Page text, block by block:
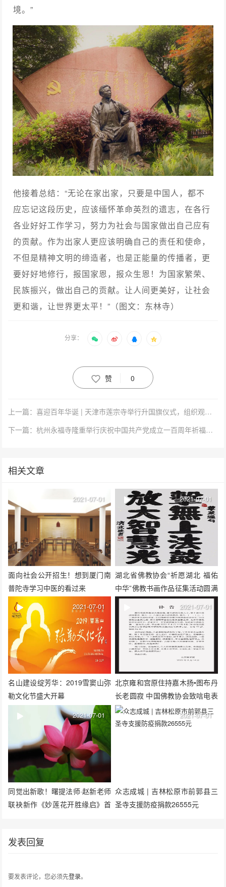
境。”
他接着总结：“无论在家出家，只要是中国人，都不
应忘记这段历史，应该缅怀革命英烈的遗志，在各行
各业好好工作学习，努力为社会与国家做出自己应有
的贡献。作为出家人更应该明确自己的责任和使命，
不但是精神文明的缔造者，也是正能量的传播者，更
要好好地修行，报国家恩，报众生恩！为国家繁荣、
民族振兴，做出自己的贡献。让人间更美好，让社会
更和谐，让世界更太平！”（图文：东林寺）
分享：
赞 0
上一篇：喜迎百年华诞 | 天津市莲宗寺举行升国旗仪式，组织观看庆祝中国共产党成立100周年大会直播
下一篇：杭州永福寺隆重举行庆祝中国共产党成立一百周年祈福活动
相关文章
面向社会公开招生！想到厦门南
普陀寺学习中医的看过来
2021-07-01
湖北省佛教协会“祈愿湖北 福佑
中华”佛教书画作品征集活动圆满
举行
2021-07-01
名山建设绽芳华：2019雪窦山弥
勒文化节盛大开幕
2021-07-01
北京雍和宫原住持嘉木扬•图布丹
长老圆寂 中国佛教协会致唁电表
达哀思
2021-07-01
同觉出新歌！曙提法师·赵新老师
联袂新作《妙莲花开胜缘启》首
2021-07-01
众志成城 | 吉林松原市前郭县三
圣寺支援防疫捐款26555元
2021-07-01
发表回复
要发表评论，您必须先登录。